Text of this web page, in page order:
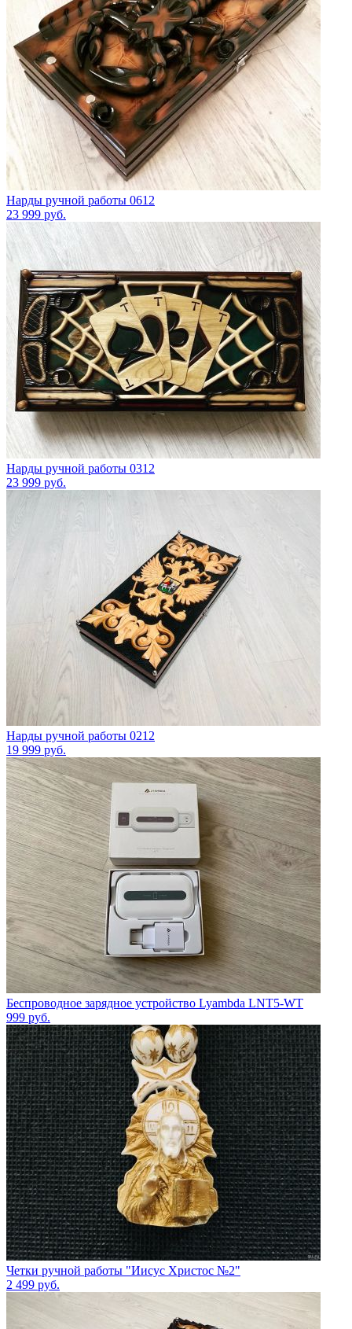
Нарды ручной работы 0612
23 999 руб.
Нарды ручной работы 0312
23 999 руб.
Нарды ручной работы 0212
19 999 руб.
Беспроводное зарядное устройство Lyambda LNT5-WT
999 руб.
Четки ручной работы "Иисус Христос №2"
2 499 руб.